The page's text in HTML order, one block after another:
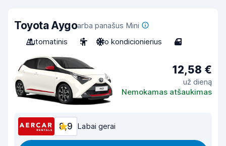
Toyota Aygoarba panašus Mini
Automatinis
5 Oro kondicionierius 4
12,58 €
už dieną
Nemokamas atšaukimas
8,9 Labai gerai